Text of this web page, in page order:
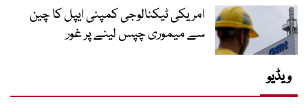
امریکی ٹیکنالوجی کمپنی ایپل کا چین
سے میموری چپس لینے پر غور
ویڈیو